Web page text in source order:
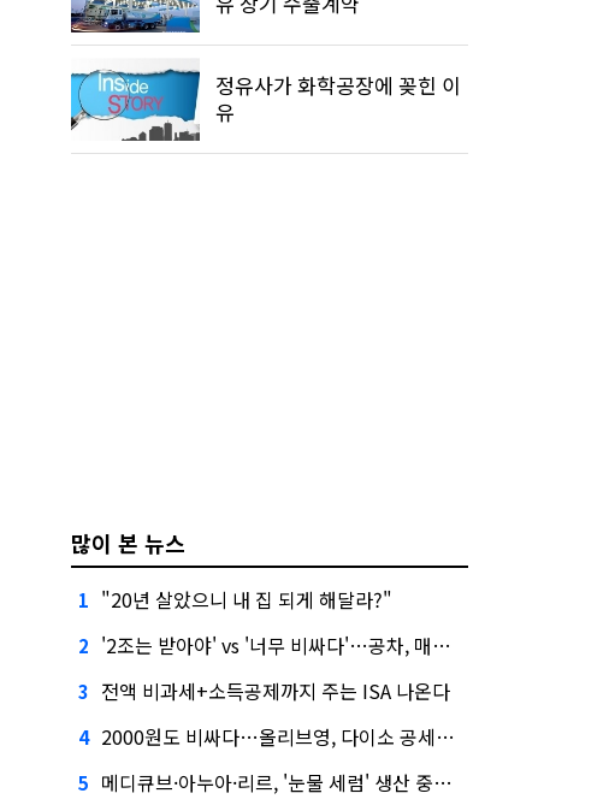
정유사가 화학공장에 꽂힌 이
유
많이 본 뉴스
1 "20년 살았으니 내 집 되게 해달라?"
2 '2조는 받아야' vs '너무 비싸다'…공차, 매각 성공할까
3 전액 비과세+소득공제까지 주는 ISA 나온다
4 2000원도 비싸다…올리브영, 다이소 공세에 '가성비'로 맞불
5 메디큐브·아누아·리르, '눈물 세럼' 생산 중단한다